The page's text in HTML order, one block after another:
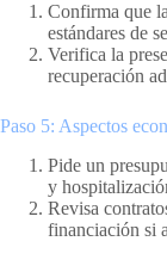
Confirma que
estándares de
Verifica la
recuperación
Paso 5: Aspectos
Pide un
y
Revisa
financiación si